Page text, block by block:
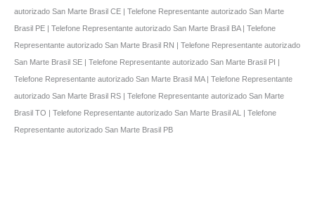
autorizado San Marte Brasil CE | Telefone Representante autorizado San Marte
Brasil PE | Telefone Representante autorizado San Marte Brasil BA | Telefone
Representante autorizado San Marte Brasil RN | Telefone Representante autorizado
San Marte Brasil SE | Telefone Representante autorizado San Marte Brasil PI |
Telefone Representante autorizado San Marte Brasil MA | Telefone Representante
autorizado San Marte Brasil RS | Telefone Representante autorizado San Marte
Brasil TO | Telefone Representante autorizado San Marte Brasil AL | Telefone
Representante autorizado San Marte Brasil PB